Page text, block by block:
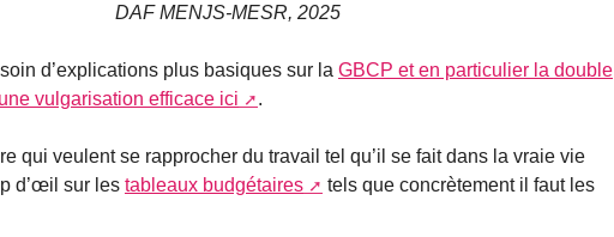
DAF MENJS-MESR, 2025
d’explications plus basiques sur la GBCP et en particulier la double
vulgarisation efficace ici
.
qui veulent se rapprocher du travail tel qu’il se fait dans la vraie vie
d’œil sur les tableaux budgétaires
tels que concrètement il faut les